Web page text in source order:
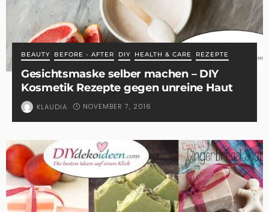
BEAUTY BEFORE - AFTER DIY HEALTH & CARE REZEPTE
Gesichtsmaske selber machen – DIY
Kosmetik Rezepte gegen unreine Haut
KLAUDIA NOVEMBER 7, 2016